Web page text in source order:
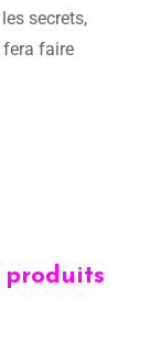
secrets,
fera faire
produits